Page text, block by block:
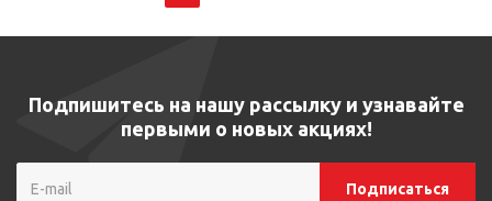
Подпишитесь на нашу рассылку и узнавайте
первыми о новых акциях!